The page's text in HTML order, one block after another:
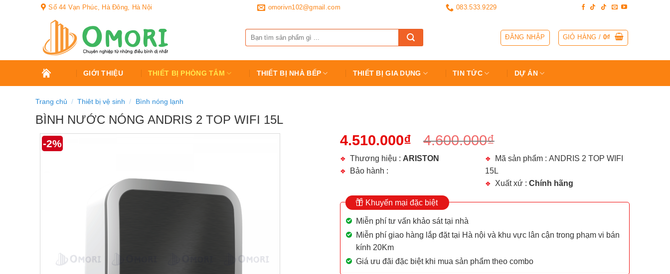
Số 44 Vạn Phúc, Hà Đông, Hà Nội omorivn102@gmail.com 083.533.9229
kiếm:
ĐĂNG NHẬP GIỎ HÀNG / 0₫
TRANG
CHỦ
GIỚI THIỆU THIẾT BỊ PHÒNG TẮM THIẾT BỊ NHÀ BẾP THIẾT BỊ GIA DỤNG TIN TỨC DỰ ÁN
Trang chủ / Thiêt bị vệ sinh / Bình nóng lạnh
BÌNH NƯỚC NÓNG ANDRIS 2 TOP WIFI 15L
-2% 4.510.000₫ 4.600.000₫
Thương hiệu : ARISTON
Bảo hành :
Mã sản phẩm : ANDRIS 2 TOP WIFI
15L
Xuất xứ : Chính hãng
Khuyến mại đặc biệt
Miễn phí tư vấn khảo sát tại nhà
Miễn phí giao hàng lắp đặt tại Hà nội và khu vực lân cận trong phạm vi bán
kính 20Km
Giá ưu đãi đặc biệt khi mua sản phẩm theo combo